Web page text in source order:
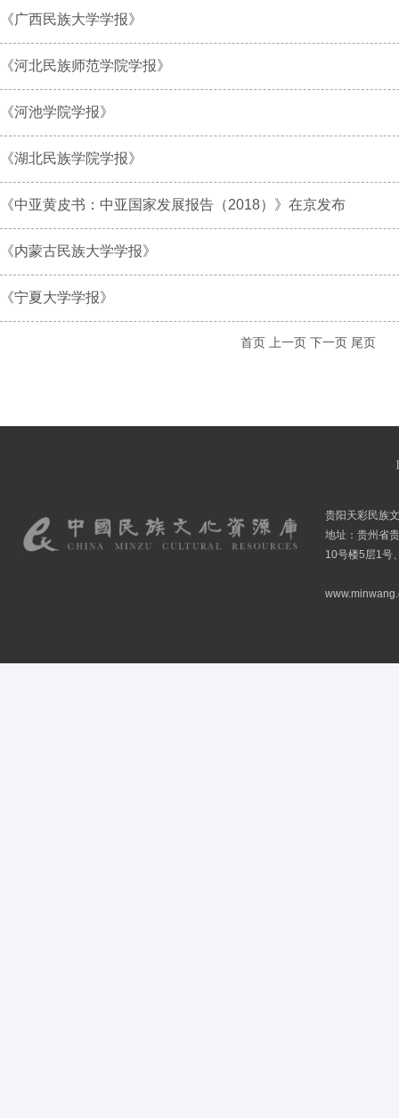
《广西民族大学学报》
《河北民族师范学院学报》
《河池学院学报》
《湖北民族学院学报》
《中亚黄皮书：中亚国家发展报告（2018）》在京发布
《内蒙古民族大学学报》
《宁夏大学学报》
首页 上一页 下一页 尾页
贵阳天彩民族
地址：贵州省
10号楼5层1号